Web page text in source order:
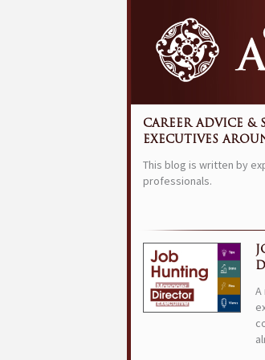
CAREER ADVICE &
EXECUTIVES
This blog is written by
professionals.
A